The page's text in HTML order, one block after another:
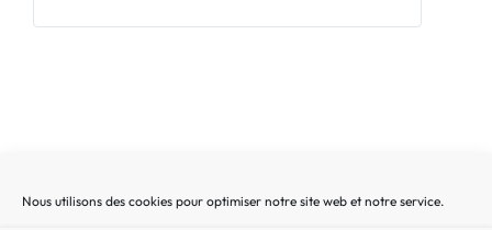
Nous utilisons des cookies pour optimiser notre site web et notre service.
Recherche